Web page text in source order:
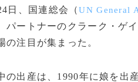
日、国連総会（UN General
パートナーのクラーク・ゲ
の注目が集まった。
出産は、1990年に娘を出